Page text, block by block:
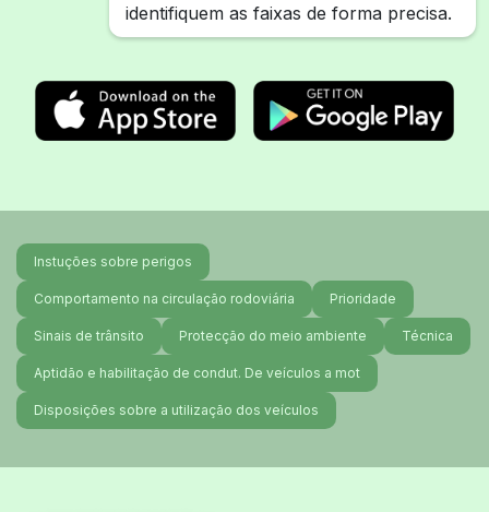
identifiquem as faixas de forma precisa.
Instuções sobre perigos
Comportamento na circulação rodoviária Prioridade
Sinais de trânsito Protecção do meio ambiente Técnica
Aptidão e habilitação de condut. De veículos a mot
Disposições sobre a utilização dos veículos